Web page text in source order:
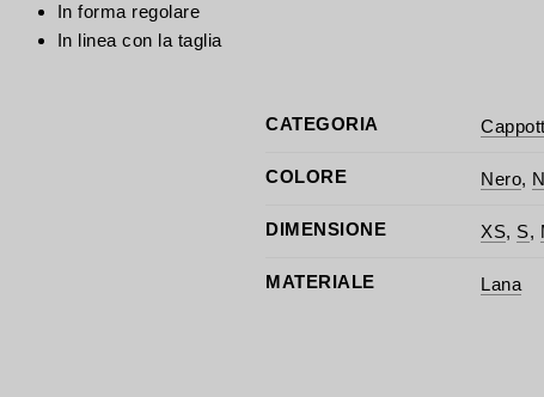
In forma regolare
In linea con la taglia
CATEGORIA
COLORE Nero,
DIMENSIONE XS, S,
MATERIALE Lana